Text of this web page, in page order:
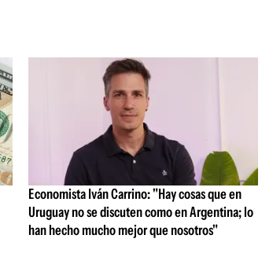
Economista Iván Carrino: "Hay cosas que en
Uruguay no se discuten como en Argentina; lo
han hecho mucho mejor que nosotros"